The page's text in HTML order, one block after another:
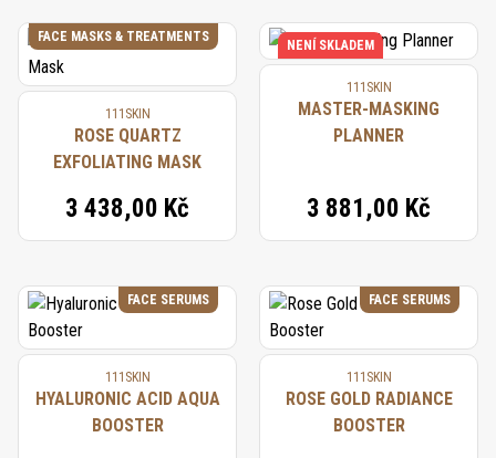
FACE MASKS & TREATMENTS
111SKIN
ROSE QUARTZ
EXFOLIATING MASK
3 438,00 Kč
NENÍ SKLADEM
111SKIN
MASTER-MASKING
PLANNER
3 881,00 Kč
FACE SERUMS
111SKIN
HYALURONIC ACID AQUA
BOOSTER
FACE SERUMS
111SKIN
ROSE GOLD RADIANCE
BOOSTER